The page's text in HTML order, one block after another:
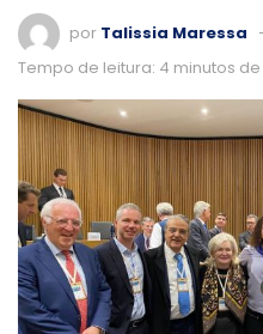
por Talissia Maressa
Tempo de leitura: 4 minutos